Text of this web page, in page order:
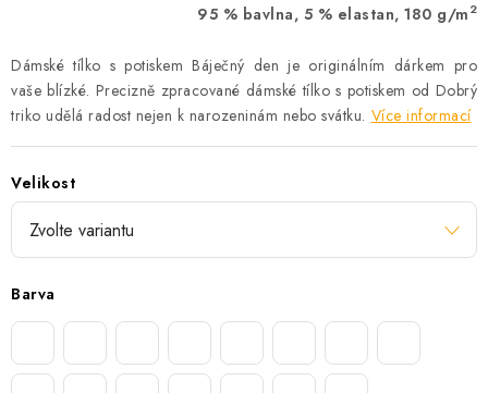
95 % bavlna, 5 % elastan, 180 g/m 2
Dámské tílko s potiskem Báječný den je originálním dárkem pro
vaše blízké. Precizně zpracované dámské tílko s potiskem od Dobrý
triko udělá radost nejen k narozeninám nebo svátku. Více informací
Velikost
Barva